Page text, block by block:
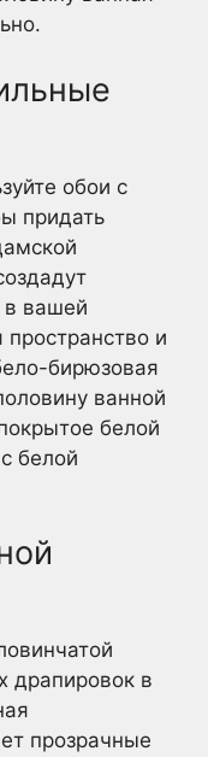
обои с
придать
в вашей
и
бирюзовая
ванной
белой
белой
драпировок в
прозрачные